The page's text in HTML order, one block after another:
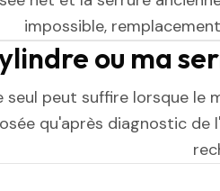
impossible,
ou ma
seul peut suffire lorsque le
qu'après diagnostic de